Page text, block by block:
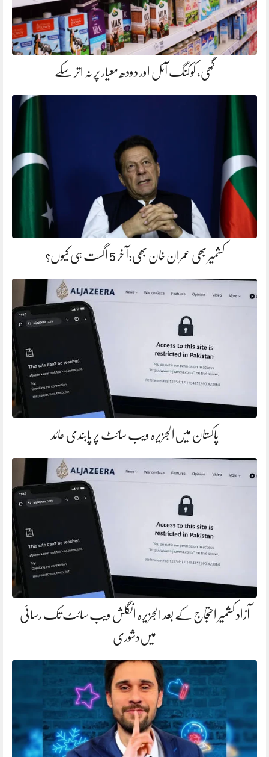
گھی، کوکنگ آئل اور دودھ معیار پر نہ اتر سکے
کشمیر بھی عمران خان بھی:آ خر 5 اگست ہی کیوں؟
پاکستان میں‌الجزیرہ ویب سائٹ پر پابندی عائد
آزاد کشمیر احتجاج کے بعد الجزیرہ انگلش ویب سائٹ تک رسائی
میں‌دشوری